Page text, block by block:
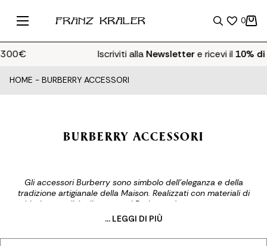
0
Iscriviti allaNewslettere ricevi il 10%
HOME - BURBERRY ACCESSORI
BURBERRY ACCESSORI
Gli accessori Burberry sono simbolo dell’eleganza e della
tradizione artigianale della Maison. Realizzati con materiali di
altissima qualità, gli accessori Burberry donna e uomo sono
perfetti per ogni stile e occasione. La selezione Franz Kraler di
accessori Burberry si compone delle intramontabili sciarpe
Burberry dall’iconico motivo check, comodi cappellini Burberry,
... LEGGI DI PIÙ